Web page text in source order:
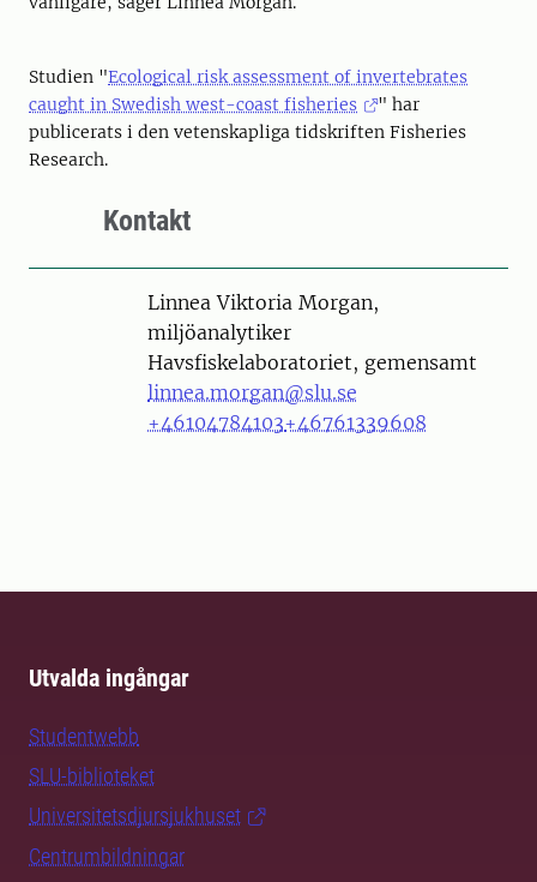
Studien "Ecological risk assessment of invertebrates
caught in Swedish west-coast fisheries
" har
publicerats i den vetenskapliga tidskriften Fisheries
Research.
Kontakt
PersonLinnea Viktoria Morgan,
miljöanalytiker
Havsfiskelaboratoriet, gemensamt
linnea.morgan@slu.se
+46104784103+46761339608
Utvalda ingångar
Studentwebb
SLU-biblioteket
Universitetsdjursjukhuset
Centrumbildningar